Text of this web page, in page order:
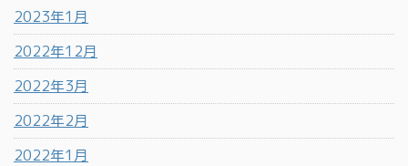
2023年1月
2022年12月
2022年3月
2022年2月
2022年1月